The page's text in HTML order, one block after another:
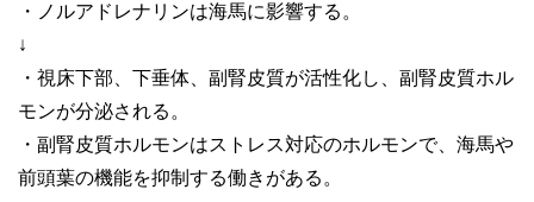
・ノルアドレナリンは海馬に影響する。
↓
・視床下部、下垂体、副腎皮質が活性化し、副腎皮質ホル
モンが分泌される。
・副腎皮質ホルモンはストレス対応のホルモンで、海馬や
前頭葉の機能を抑制する働きがある。